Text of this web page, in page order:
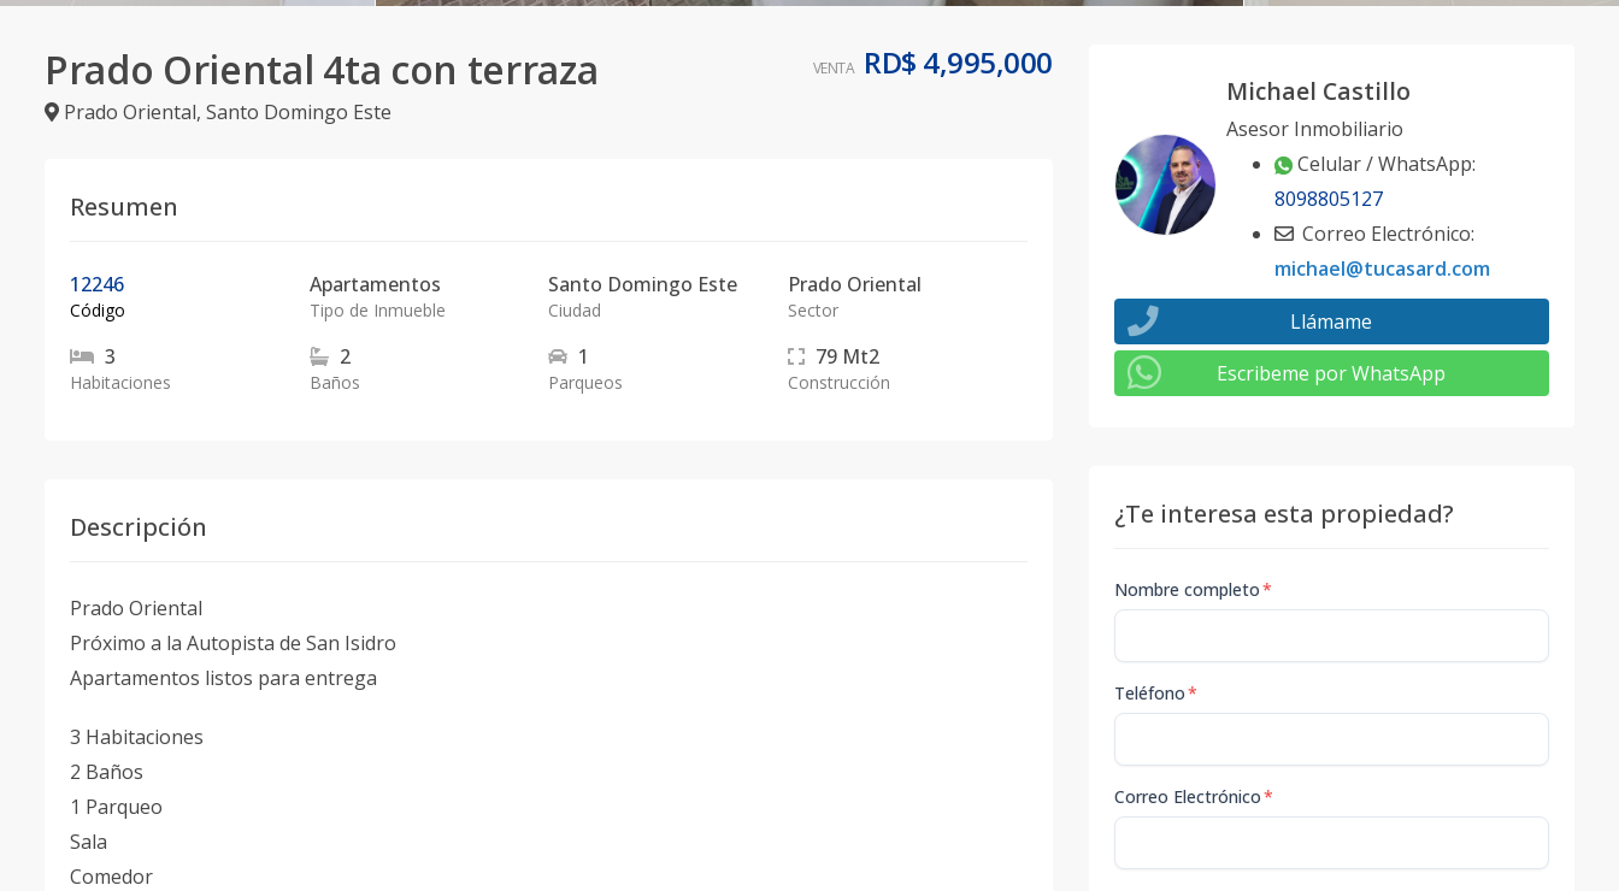
Prado Oriental 4ta con terraza
Prado Oriental, Santo Domingo Este
VENTA RD$ 4,995,000
Resumen
12246
Código
Apartamentos
Tipo de Inmueble
Santo Domingo Este
Ciudad
Prado Oriental
Sector
3
Habitaciones
2
Baños
1
Parqueos
79 Mt2
Construcción
Descripción
Prado Oriental
Próximo a la Autopista de San Isidro
Apartamentos listos para entrega
3 Habitaciones
2 Baños
1 Parqueo
Sala
Comedor
Michael Castillo
Asesor Inmobiliario
Celular / WhatsApp:
8098805127
Correo Electrónico:
michael@tucasard.com
Llámame
Escribeme por WhatsApp
¿Te interesa esta propiedad?
Nombre completo*
Teléfono*
Correo Electrónico*